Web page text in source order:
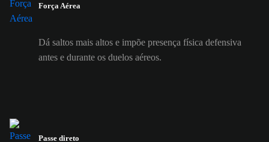
Força Aérea
Dá saltos mais altos e impõe presença física defensiva
antes e durante os duelos aéreos.
Passe direto